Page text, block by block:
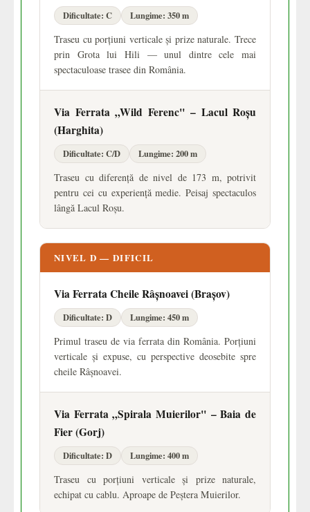
Dificultate: C Lungime: 350 m
Traseu cu porțiuni verticale și prize naturale. Trece
prin Grota lui Hili — unul dintre cele mai
spectaculoase trasee din România.
Via Ferrata „Wild Ferenc" – Lacul Roșu
(Harghita)
Dificultate: C/D Lungime: 200 m
Traseu cu diferență de nivel de 173 m, potrivit
pentru cei cu experiență medie. Peisaj spectaculos
lângă Lacul Roșu.
NIVEL D — DIFICIL
Via Ferrata Cheile Râșnoavei (Brașov)
Dificultate: D Lungime: 450 m
Primul traseu de via ferrata din România. Porțiuni
verticale și expuse, cu perspective deosebite spre
cheile Râșnoavei.
Via Ferrata „Spirala Muierilor" – Baia de
Fier (Gorj)
Dificultate: D Lungime: 400 m
Traseu cu porțiuni verticale și prize naturale,
echipat cu cablu. Aproape de Peștera Muierilor.